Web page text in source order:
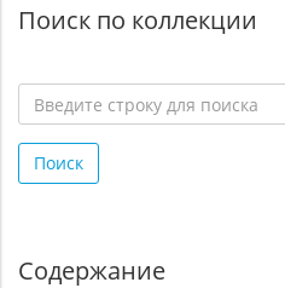
Поиск по коллекции
строку
для
Поиск
Содержание